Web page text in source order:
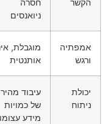
הקשר
חסרה
ניואנסים
אמפתיה
ורגש
מוגבלת,
אותנטית
יכולת
ניתוח
עיבוד מהיר
של כמויות
מידע